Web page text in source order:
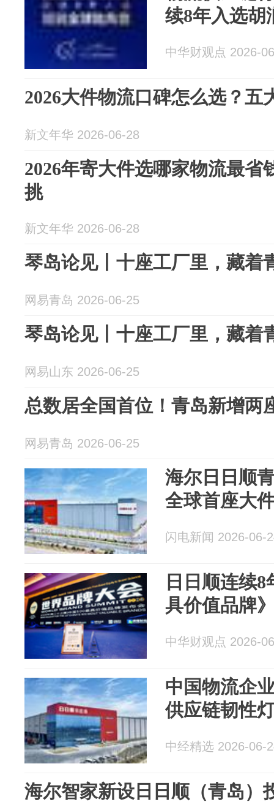
续8年入选胡
中华财观点 2026-
2026大件物流口碑怎么选？五
新文年华 2026-06-28
2026年寄大件选哪家物流最省
挑
新文年华 2026-06-28
琴岛论见丨十座工厂里，藏着
网易青岛 2026-06-25
琴岛论见丨十座工厂里，藏着
网易山东 2026-06-25
总数居全国首位！青岛新增两
网易青岛 2026-06-25
海尔日日顺
全球首座大
闪电新闻 2026-06-
日日顺连续
具价值品牌
中华财观点 2026-
中国物流企
供应链韧性
中经精选 2026-06-
海尔智家新设日日顺（青岛）